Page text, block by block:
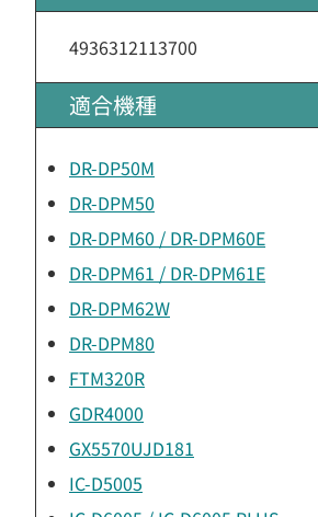
4936312113700
適合機種
DR-DP50M
DR-DPM50
DR-DPM60 / DR-DPM60E
DR-DPM61 / DR-DPM61E
DR-DPM62W
DR-DPM80
FTM320R
GDR4000
GX5570UJD181
IC-D5005